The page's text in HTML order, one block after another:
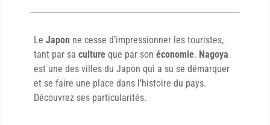
Le Japon ne cesse d’impressionner les touristes,
tant par sa culture que par son économie. Nagoya
est une des villes du Japon qui a su se démarquer
et se faire une place dans l’histoire du pays.
Découvrez ses particularités.